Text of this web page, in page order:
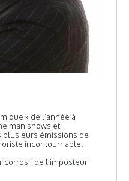
» de l’année à
man shows et
plusieurs émissions de
incontournable.
corrosif de l'imposteur